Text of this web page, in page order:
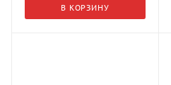
В КОРЗИНУ